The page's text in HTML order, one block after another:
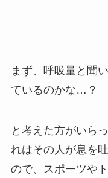
まず、呼吸量と聞
ているのかな…？
と考えた方がいら
れはその人が息を
ので、スポーツや